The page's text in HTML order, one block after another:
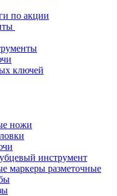
по акции
ключей
ножи
инструмент
маркеры разметочные